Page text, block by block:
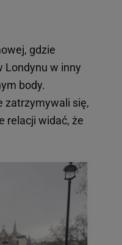
gdzie
Londynu w inny
body.
zatrzymywali się,
relacji widać, że